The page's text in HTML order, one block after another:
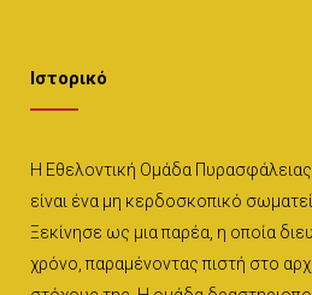
Ιστορικό
Η Εθελοντική Ομάδα
είναι ένα μη κερδοσκοπικό
Ξεκίνησε ως μια παρέα, η οποία
χρόνο, παραμένοντας πιστή στο